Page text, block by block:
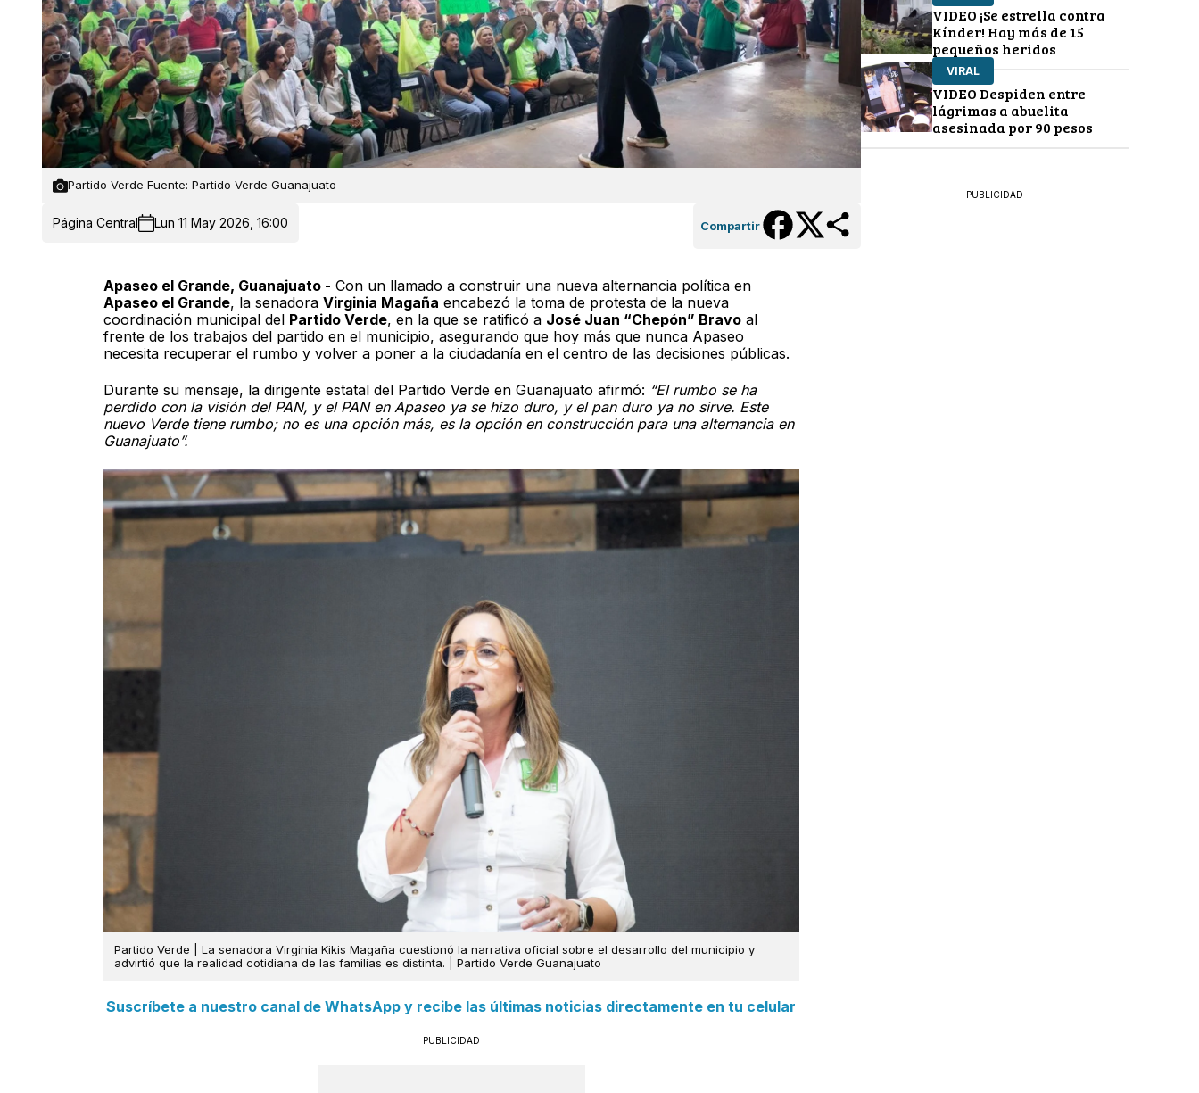
Partido Verde Fuente: Partido Verde Guanajuato
Página Central Lun 11 May 2026, 16:00 Compartir
Apaseo el Grande, Guanajuato - Con un llamado a construir una nueva alternancia política en
Apaseo el Grande, la senadora Virginia Magaña encabezó la toma de protesta de la nueva
coordinación municipal del Partido Verde, en la que se ratificó a José Juan “Chepón” Bravoal
frente de los trabajos del partido en el municipio, asegurando que hoy más que nunca Apaseo
necesita recuperar el rumbo y volver a poner a la ciudadanía en el centro de las decisiones públicas.
Durante su mensaje, la dirigente estatal del Partido Verde en Guanajuato afirmó: “El rumbo se ha
perdido con la visión del PAN, y el PAN en Apaseo ya se hizo duro, y el pan duro ya no sirve. Este
nuevo Verde tiene rumbo; no es una opción más, es la opción en construcción para una alternancia en
Guanajuato”.
Partido Verde | La senadora Virginia Kikis Magaña cuestionó la narrativa oficial sobre el desarrollo del municipio y
advirtió que la realidad cotidiana de las familias es distinta. | Partido Verde Guanajuato
Suscríbete a nuestro canal de WhatsApp y recibe las últimas noticias directamente en tu celular
PUBLICIDAD
VIDEO ¡Se estrella contra
Kínder! Hay más de 15
pequeños heridos
VIRAL
VIDEO Despiden entre
lágrimas a abuelita
asesinada por 90 pesos
PUBLICIDAD